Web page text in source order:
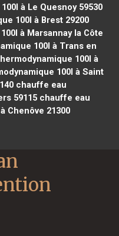
à Le Quesnoy 59530
100l à Brest 29200
à Marsannay la Côte
100l à Trans en
100l à
100l à Saint
chauffe eau
59115chauffe eau
Chenôve 21300